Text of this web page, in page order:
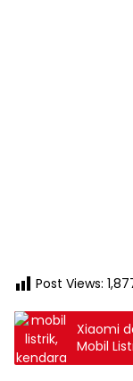
Post Views:
Xiaomi
Mobil